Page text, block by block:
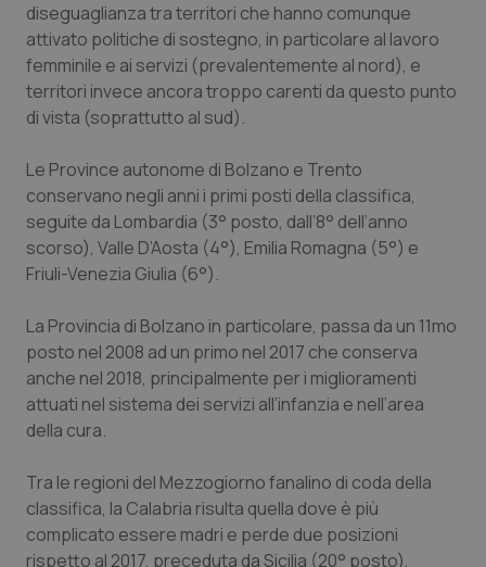
Ulcera & Reflusso
Vaccini
diseguaglianza tra territori che hanno comunque
attivato politiche di sostegno, in particolare al lavoro
femminile e ai servizi (prevalentemente al nord), e
territori invece ancora troppo carenti da questo punto
di vista (soprattutto al sud).
Le Province autonome di Bolzano e Trento
conservano negli anni i primi posti della classifica,
seguite da Lombardia (3° posto, dall’8° dell’anno
scorso), Valle D’Aosta (4°), Emilia Romagna (5°) e
Friuli-Venezia Giulia (6°).
La Provincia di Bolzano in particolare, passa da un 11mo
posto nel 2008 ad un primo nel 2017 che conserva
anche nel 2018, principalmente per i miglioramenti
attuati nel sistema dei servizi all’infanzia e nell’area
della cura.
Tra le regioni del Mezzogiorno fanalino di coda della
classifica, la Calabria risulta quella dove è più
complicato essere madri e perde due posizioni
rispetto al 2017, preceduta da Sicilia (20° posto),